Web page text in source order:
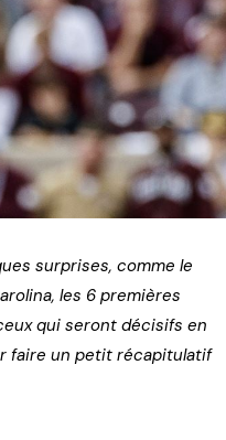
surprises, comme le
les 6 premières
qui seront décisifs en
faire un petit récapitulatif